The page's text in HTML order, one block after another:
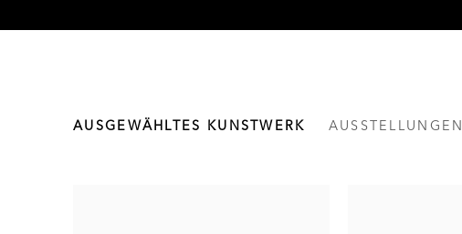
NICOLE EISENMAN
AUSGEWÄHLTES KUNSTWERK AUSSTELLUNGEN